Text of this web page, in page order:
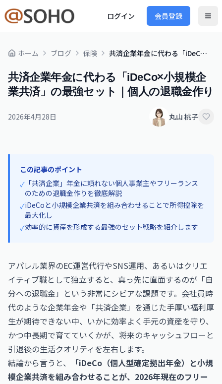
ログイン 会員登録
ホーム ブログ 保険 共済企業年金に代わる「iDeCo×小規模企業共済」の最強セット｜個人の退職金作り
共済企業年金に代わる「iDeCo×小規模企
業共済」の最強セット｜個人の退職金作り
2026年4月28日 丸山 桃子
この記事のポイント
✓ 「共済企業」年金に頼れない個人事業主やフリーランス
のための退職金作りを徹底解説
✓iDeCoと小規模企業共済を組み合わせることで所得控除を
最大化し
✓効率的に資産を形成する最強のセット戦略を紹介します
アパレル業界のEC運営代行やSNS運用、あるいはクリエ
イティブ職として独立すると、真っ先に直面するのが「自
分への退職金」という非常にシビアな課題です。会社員時
代のような企業年金や「共済企業」を通じた手厚い福利厚
生が期待できない中、いかに効率よく手元の資産を守り、
かつ中長期で育てていくかが、将来のキャッシュフローと
引退後の生活クオリティを左右します。
結論から言うと、
「iDeCo（個人型確定拠出年金）と小規
模企業共済を組み合わせることが、2026年現在のフリー